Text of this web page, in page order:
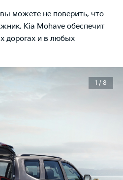
можете не поверить, что
Kia Mohave обеспечит
дорогах и в любых
1 / 8